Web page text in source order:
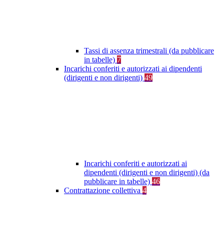
Tassi di assenza trimestrali (da pubblicare
in tabelle) 7
Incarichi conferiti e autorizzati ai dipendenti
(dirigenti e non dirigenti) 49
Incarichi conferiti e autorizzati ai
dipendenti (dirigenti e non dirigenti) (da
pubblicare in tabelle) 46
Contrattazione collettiva 4